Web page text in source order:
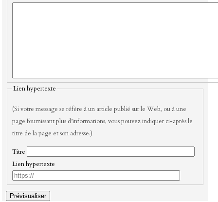
Lien hypertexte
(Si votre message se réfère à un article publié sur le Web, ou à une
page fournissant plus d’informations, vous pouvez indiquer ci-après le
titre de la page et son adresse.)
Titre
Lien hypertexte